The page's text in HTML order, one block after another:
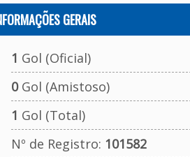
GERAIS
1 Gol (Oficial)
0Gol (Amistoso)
1 Gol (Total)
Nº de Registro: 101582